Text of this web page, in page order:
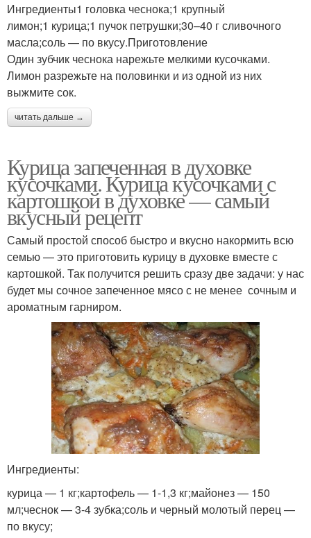
Ингредиенты1 головка чеснока;1 крупный
лимон;1 курица;1 пучок петрушки;30–40 г сливочного
масла;соль — по вкусу.Приготовление
Один зубчик чеснока нарежьте мелкими кусочками.
Лимон разрежьте на половинки и из одной из них
выжмите сок.
читать дальше →
Курица запеченная в духовке
кусочками. Курица кусочками с
картошкой в духовке — самый
вкусный рецепт
Самый простой способ быстро и вкусно накормить всю
семью — это приготовить курицу в духовке вместе с
картошкой. Так получится решить сразу две задачи: у нас
будет мы сочное запеченное мясо с не менее сочным и
ароматным гарниром.
Ингредиенты:
курица — 1 кг;картофель — 1-1,3 кг;майонез — 150
мл;чеснок — 3-4 зубка;соль и черный молотый перец —
по вкусу;